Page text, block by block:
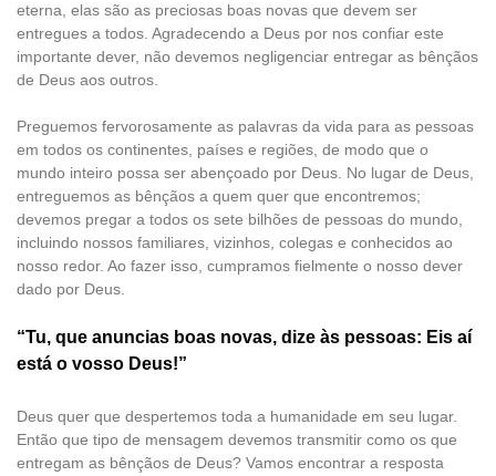
eterna, elas são as preciosas boas novas que devem ser
entregues a todos. Agradecendo a Deus por nos confiar este
importante dever, não devemos negligenciar entregar as bênçãos
de Deus aos outros.
Preguemos fervorosamente as palavras da vida para as pessoas
em todos os continentes, países e regiões, de modo que o
mundo inteiro possa ser abençoado por Deus. No lugar de Deus,
entreguemos as bênçãos a quem quer que encontremos;
devemos pregar a todos os sete bilhões de pessoas do mundo,
incluindo nossos familiares, vizinhos, colegas e conhecidos ao
nosso redor. Ao fazer isso, cumpramos fielmente o nosso dever
dado por Deus.
“Tu, que anuncias boas novas, dize às pessoas: Eis aí
está o vosso Deus!”
Deus quer que despertemos toda a humanidade em seu lugar.
Então que tipo de mensagem devemos transmitir como os que
entregam as bênçãos de Deus? Vamos encontrar a resposta